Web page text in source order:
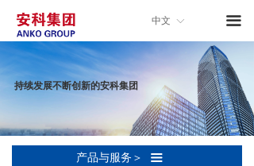
끀
낀首页
关于安科
新闻中心
产品与服务
ꀅ
中文
持续发展不断创新的安科集团
产品与服务＞ 끀